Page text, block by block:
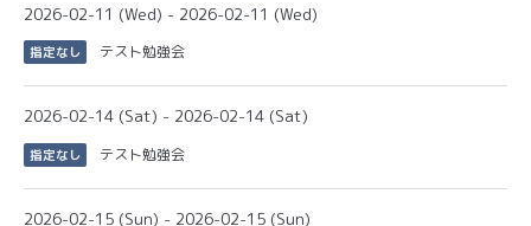
2026-02-11 (Wed) - 2026-02-11 (Wed)
指定なし テスト勉強会
2026-02-14 (Sat) - 2026-02-14 (Sat)
指定なし テスト勉強会
2026-02-15 (Sun) - 2026-02-15 (Sun)